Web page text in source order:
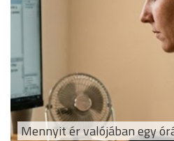
Mennyit ér valójában egy